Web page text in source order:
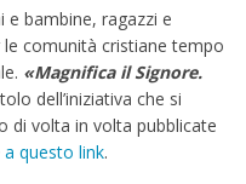
bambine, ragazzi e
le comunità cristiane tempo
«Magnifica il Signore.
dell’iniziativa che si
di volta in volta pubblicate
a questo link.